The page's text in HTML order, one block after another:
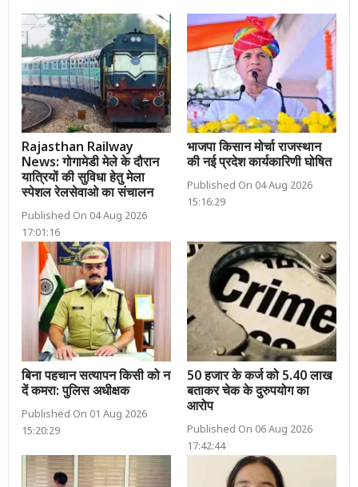
Rajasthan Railway
News: गोगामेडी मेले के दौरान
यात्रियों की सुविधा हेतु मेला
स्पेशल रेलसेवाओ का संचालन
Published On 04 Aug 2026
17:01:16
भाजपा किसान मोर्चा राजस्थान
की नई प्रदेश कार्यकारिणी घोषित
Published On 04 Aug 2026
15:16:29
बिना पहचान सत्यापन किसी को न
दें कमरा: पुलिस अधीक्षक
Published On 01 Aug 2026
15:20:29
50 हजार के कर्ज को 5.40 लाख
बताकर चेक के दुरुपयोग का
आरोप
Published On 06 Aug 2026
17:42:44